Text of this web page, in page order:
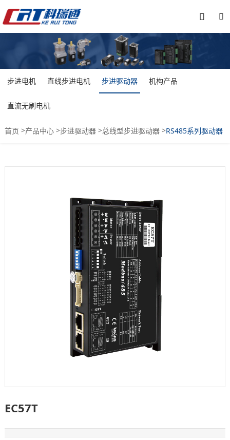


步进电机 直线步进电机 步进驱动器 机构产品
直流无刷电机
首页 >产品中心>步进驱动器>总线型步进驱动器>RS485系列驱动器
EC57T